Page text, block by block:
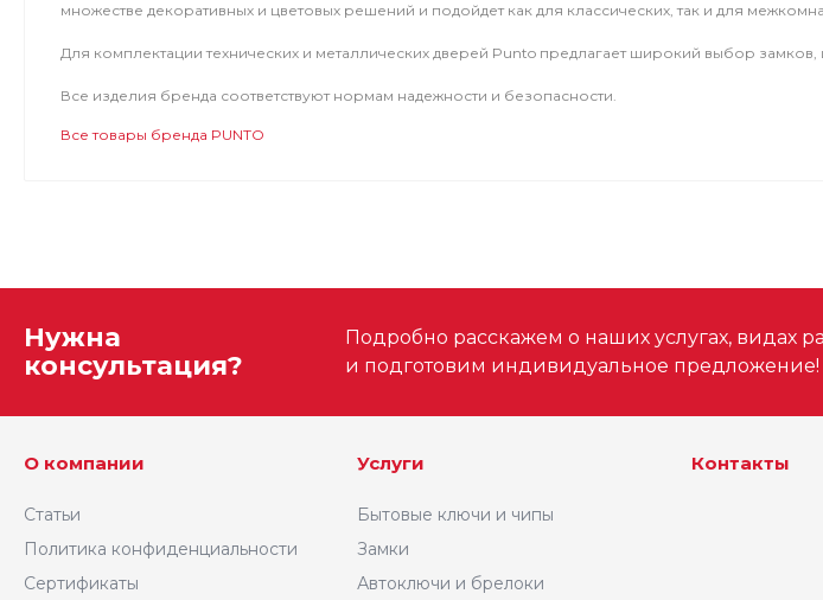
множестве декоративных и цветовых решений и подойдет как для классических, так и для
Для комплектации технических и металлических дверей Punto предлагает широкий выбор
Все изделия бренда соответствуют нормам надежности и безопасности.
Все товары бренда PUNTO
Нужна
консультация?
Подробно расскажем о наших услугах, видах
и подготовим индивидуальное предложение!
О компании
Статьи
Политика конфиденциальности
Сертификаты
Услуги
Бытовые ключи и чипы
Замки
Автоключи и брелоки
Контакты